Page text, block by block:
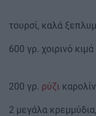
τουρσί, καλά
600 γρ. χοιρινό
200 γρ. ρύζι
2 μεγάλα